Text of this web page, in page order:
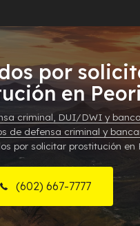
por
en
criminal, DUI/DWI y
de defensa criminal y
por solicitar prostitución en
(602) 667-7777